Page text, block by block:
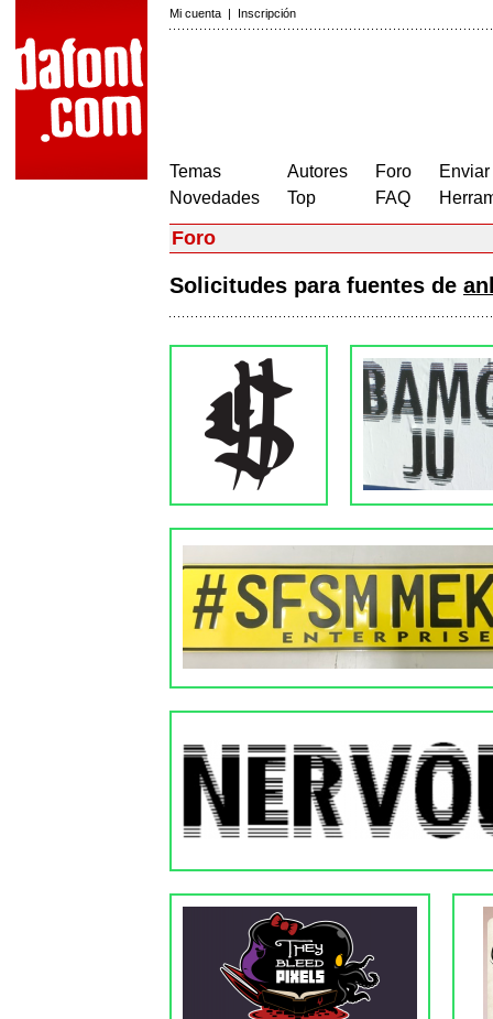
Mi cuenta | Inscripción
Temas
Novedades
Autores
Top
Foro
FAQ
Foro
Solicitudes para fuentes de